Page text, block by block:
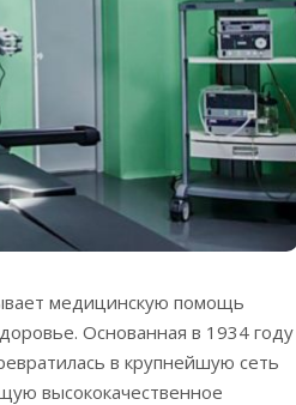
медицинскую помощь
Основанная в 1934 году
в крупнейшую сеть
высококачественное